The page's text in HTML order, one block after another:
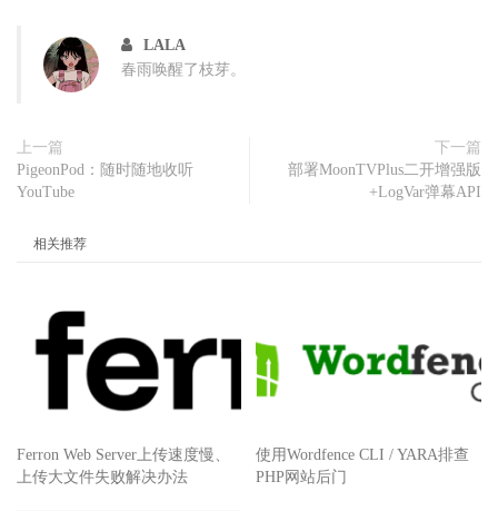
LALA
春雨唤醒了枝芽。
上一篇
PigeonPod：随时随地收听
YouTube
下一篇
部署MoonTVPlus二开增强版
+LogVar弹幕API
相关推荐
Ferron Web Server上传速度慢、
上传大文件失败解决办法
使用Wordfence CLI / YARA排查
PHP网站后门